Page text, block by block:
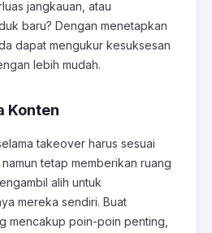
jangkauan, atau
baru? Dengan menetapkan
dapat mengukur kesuksesan
lebih mudah.
Konten
takeover harus sesuai
tetap memberikan ruang
alih untuk
mereka sendiri. Buat
mencakup poin-poin penting,